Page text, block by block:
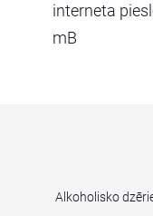
interneta
mB
Alkoholisko